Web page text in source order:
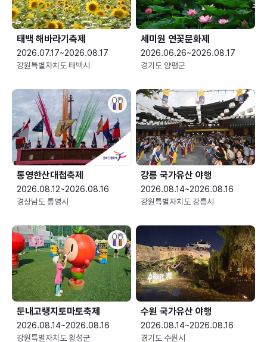
태백 해바라기축제
2026.07.17~2026.08.17
강원특별자치도 태백시
세미원 연꽃문화제
2026.06.26~2026.08.17
경기도 양평군
통영한산대첩축제
2026.08.12~2026.08.16
경상남도 통영시
강릉 국가유산 야행
2026.08.14~2026.08.16
강원특별자치도 강릉시
둔내고랭지토마토축제
2026.08.14~2026.08.16
강원특별자치도 횡성군
수원 국가유산 야행
2026.08.14~2026.08.16
경기도 수원시